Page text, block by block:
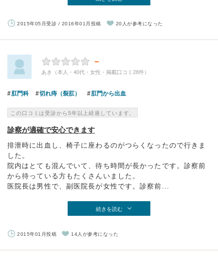
2015年05月受診 / 2016年01月投稿 20人が参考になった
－
あき（本人・40代・女性・掲載口コミ28件）
肛門科 切れ痔（裂肛） 肛門から出血
この口コミは受診から5年以上経過しています。
診察が適確で安心できます
排泄時に出血し、椅子に座わるのがつらくなったので行きま
した。
院内はとても混んでいて、待ち時間が長かったです。診察前
から待っている方もたくさんいました。
医院長は男性で、副医院長が女性です。診察前...
続きを読む
2015年01月投稿 14人が参考になった